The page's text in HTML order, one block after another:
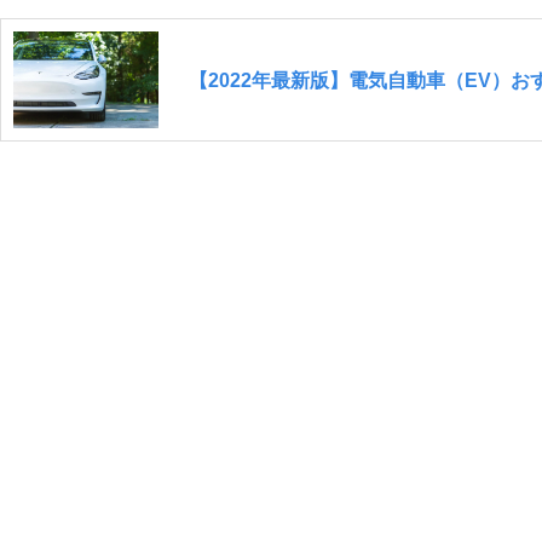
【2022年最新版】電気自動車（EV）お